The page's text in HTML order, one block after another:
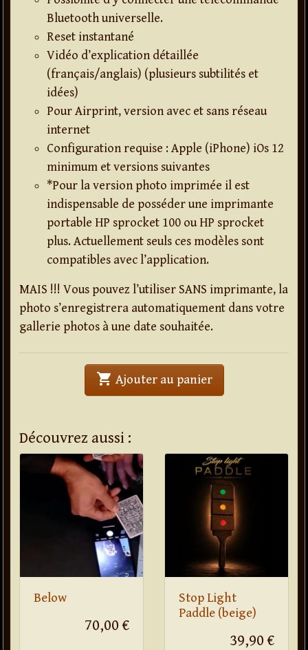
Bluetooth universelle.
Reset instantané
Vidéo d’explication détaillée
(français/anglais) (plusieurs subtilités et
idées)
Pour Airprint, version avec et sans réseau
internet
Configuration requise : Apple (iPhone) iOs 12
minimum et versions suivantes
*Pour la version photo imprimée il est
indispensable de posséder une imprimante
portable HP sprocket 100 ou HP sprocket
plus. Actuellement seuls ces modèles sont
compatibles avec l’application.
MAIS !!! Vous pouvez l’utiliser SANS imprimante, la
photo s’enregistrera automatiquement dans votre
gallerie photos à une date souhaitée.
shopping_cart Ajouter au panier' . Spix . '
Découvrez aussi :
Below
70,00 €
Stop Light
Paddle (beige)
39,90 €